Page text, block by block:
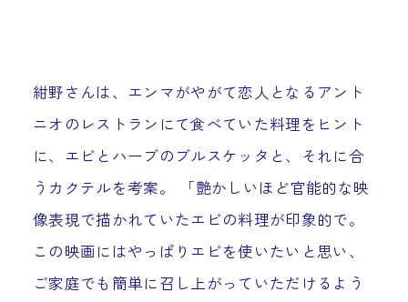
紺野さんは、エンマがやがて恋人となるアント
ニオのレストランにて食べていた料理をヒント
に、エビとハーブのブルスケッタと、それに合
うカクテルを考案。 「艶かしいほど官能的な映
像表現で描かれていたエビの料理が印象的で。
この映画にはやっぱりエビを使いたいと思い、
ご家庭でも簡単に召し上がっていただけるよう